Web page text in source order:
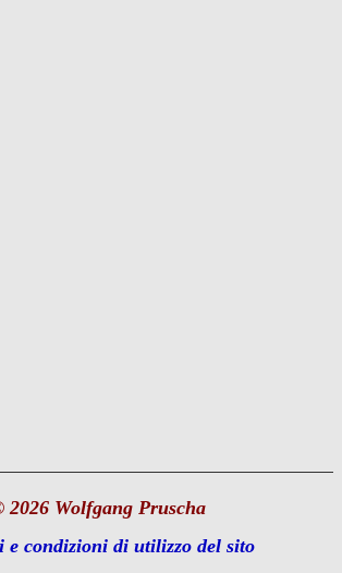
2026 Wolfgang Pruscha
e condizioni di utilizzo del sito